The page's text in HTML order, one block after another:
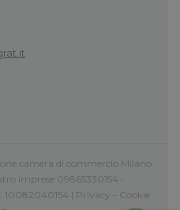
camera di commercio Milano
imprese 09865330154 -
10082040154 | Privacy - Cookie